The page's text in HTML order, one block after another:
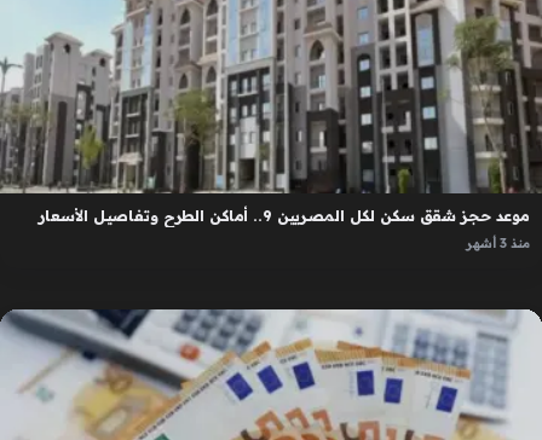
موعد حجز شقق سكن لكل المصريين 9.. أماكن الطرح وتفاصيل الأسعار
منذ 3 أشهر